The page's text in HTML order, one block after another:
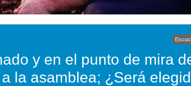
y en el punto de mira
la asamblea; ¿Será